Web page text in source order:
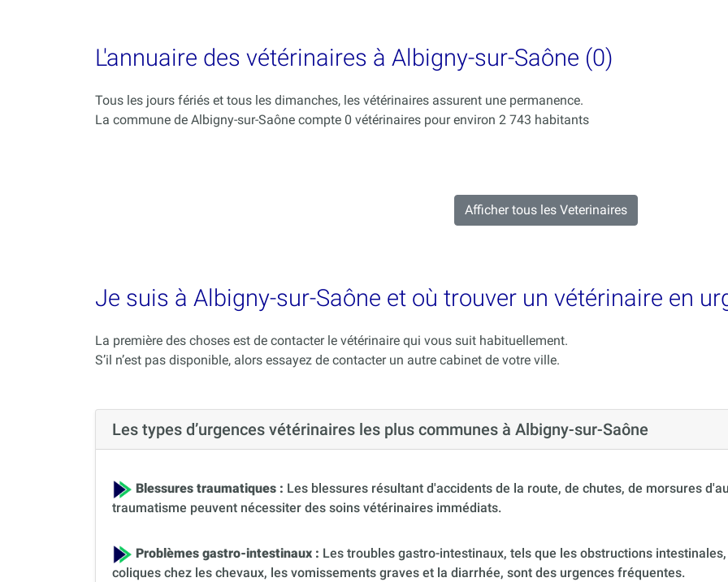
L'annuaire des vétérinaires à Albigny-sur-Saône (0)
Tous les jours fériés et tous les dimanches, les vétérinaires assurent une permanence.
La commune de Albigny-sur-Saône compte 0 vétérinaires pour environ 2 743 habitants
Afficher tous les Veterinaires
Je suis à Albigny-sur-Saône et où trouver un vétérinaire en
La première des choses est de contacter le vétérinaire qui vous suit habituellement.
S’il n’est pas disponible, alors essayez de contacter un autre cabinet de votre ville.
Les types d’urgences vétérinaires les plus communes à Albigny-sur-Saône
Blessures traumatiques : Les blessures résultant d'accidents de la route, de chutes, de morsures
traumatisme peuvent nécessiter des soins vétérinaires immédiats.
Problèmes gastro-intestinaux : Les troubles gastro-intestinaux, tels que les obstructions
coliques chez les chevaux, les vomissements graves et la diarrhée, sont des urgences fréquentes.